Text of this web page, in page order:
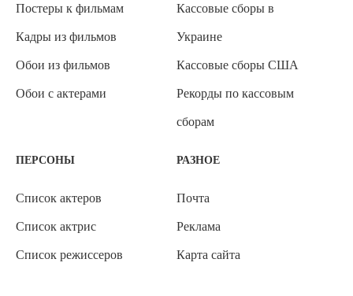
Постеры к фильмам
Кадры из фильмов
Обои из фильмов
Обои с актерами
Кассовые сборы в
Украине
Кассовые сборы США
Рекорды по кассовым
сборам
ПЕРСОНЫ
Список актеров
Список актрис
Список режиссеров
РАЗНОЕ
Почта
Реклама
Карта сайта